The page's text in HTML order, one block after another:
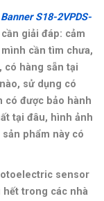
Banner S18-2VPDS-
giải đáp: cảm
cần tìm chưa,
có hàng sẵn tại
sử dụng có
có được bảo hành
tại đâu, hình ảnh
phẩm này có
sensor
trong các nhà